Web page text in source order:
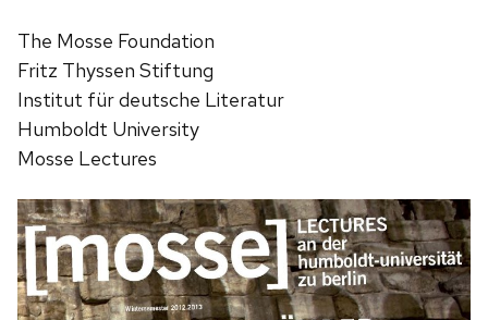
The Mosse Foundation
Fritz Thyssen Stiftung
Institut für deutsche Literatur
Humboldt University
Mosse Lectures